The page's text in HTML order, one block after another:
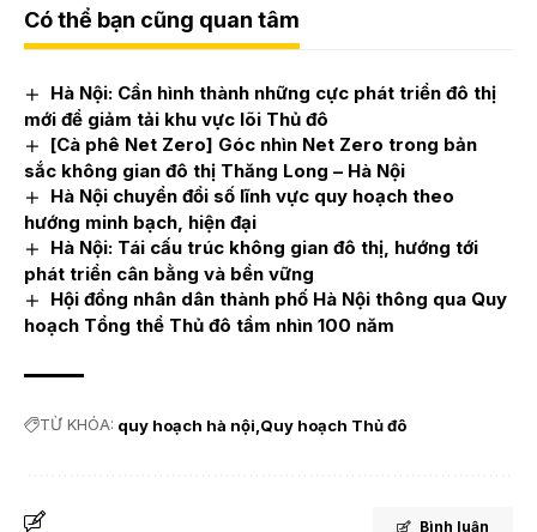
Có thể bạn cũng quan tâm
Hà Nội: Cần hình thành những cực phát triển đô thị
mới để giảm tải khu vực lõi Thủ đô
[Cà phê Net Zero] Góc nhìn Net Zero trong bản
sắc không gian đô thị Thăng Long – Hà Nội
Hà Nội chuyển đổi số lĩnh vực quy hoạch theo
hướng minh bạch, hiện đại
Hà Nội: Tái cấu trúc không gian đô thị, hướng tới
phát triển cân bằng và bền vững
Hội đồng nhân dân thành phố Hà Nội thông qua Quy
hoạch Tổng thể Thủ đô tầm nhìn 100 năm
TỪ KHÓA: quy hoạch hà nội Quy hoạch Thủ đô
Bình luận